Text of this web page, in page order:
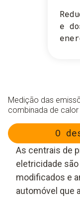
e
Medição das
combinada de
O
As centrais de
eletricidade
modificados e
automóvel que